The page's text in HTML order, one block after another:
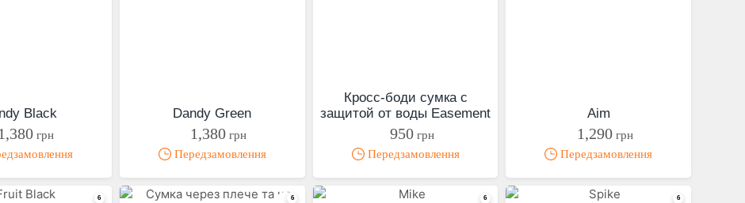
Black
1,380грн
Dandy Green
1,380 грн
Передзамовлення
Кросс-боди сумка с
защитой от воды Easement
950грн
Передзамовлення
Aim
1,290грн
Передзамовлення